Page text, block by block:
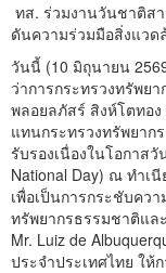
ทส. ร่วมงานวันชาติส
ดันความร่วมมือสิ่งแวด
วันนี้ (10 มิถุนายน
ว่าการกระทรวงทรัพย
พลอยลภัสร์ สิงห์โตทอ
แทนกระทรวงทรัพยาก
รับรองเนื่องในโอกาส
National Day) ณ ทำเ
เพื่อเป็นการกระชับคว
ทรัพยากรธรรมชาติแล
Mr. Luiz de
ประจำประเทศไทย ให้